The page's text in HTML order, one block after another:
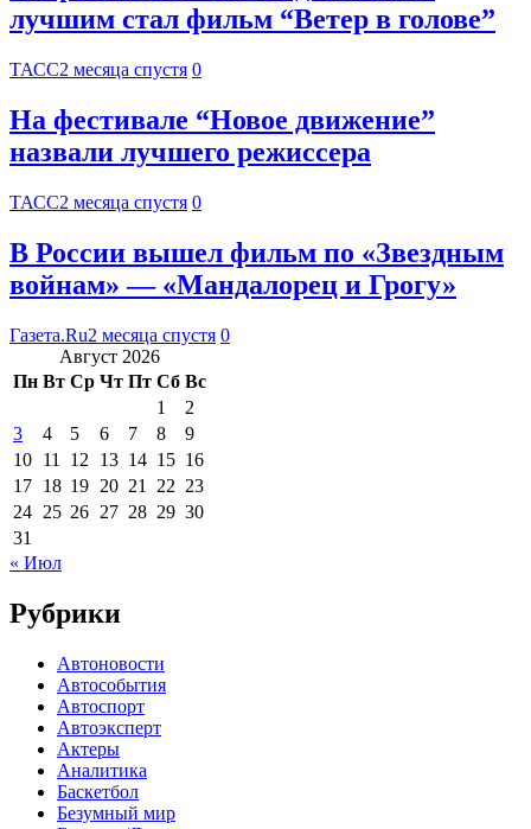
лучшим стал фильм “Ветер в голове”
ТАСС2 месяца спустя 0
На фестивале “Новое движение”
назвали лучшего режиссера
ТАСС2 месяца спустя 0
В России вышел фильм по «Звездным
войнам» — «Мандалорец и Грогу»
Газета.Ru2 месяца спустя 0
Август 2026
Пн Вт Ср Чт Пт Сб Вс
1
2
3
4 5 6 7 8
9
10 11 12 13 14 15 16
17 18 19 20 21 22 23
24 25 26 27 28 29 30
31
« Июл
Рубрики
Автоновости
Автособытия
Автоспорт
Автоэксперт
Актеры
Аналитика
Баскетбол
Безумный мир